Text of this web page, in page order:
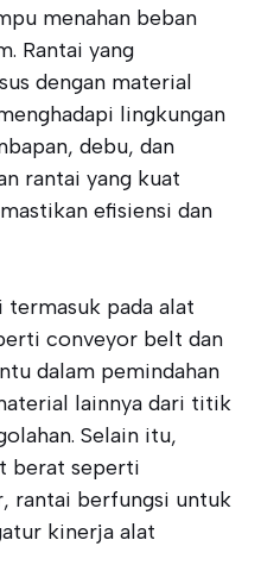
menahan beban
Rantai yang
dengan material
lingkungan
debu, dan
rantai yang kuat
efisiensi dan
pada alat
conveyor belt dan
dalam pemindahan
lainnya dari titik
Selain itu,
berat seperti
rantai berfungsi untuk
kinerja alat